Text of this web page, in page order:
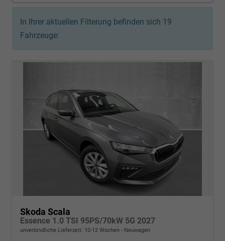
In Ihrer aktuellen Filterung befinden sich 19
Fahrzeuge:
Skoda Scala
Essence 1.0 TSI 95PS/70kW 5G 2027
unverbindliche Lieferzeit: 10-12 Wochen Neuwagen